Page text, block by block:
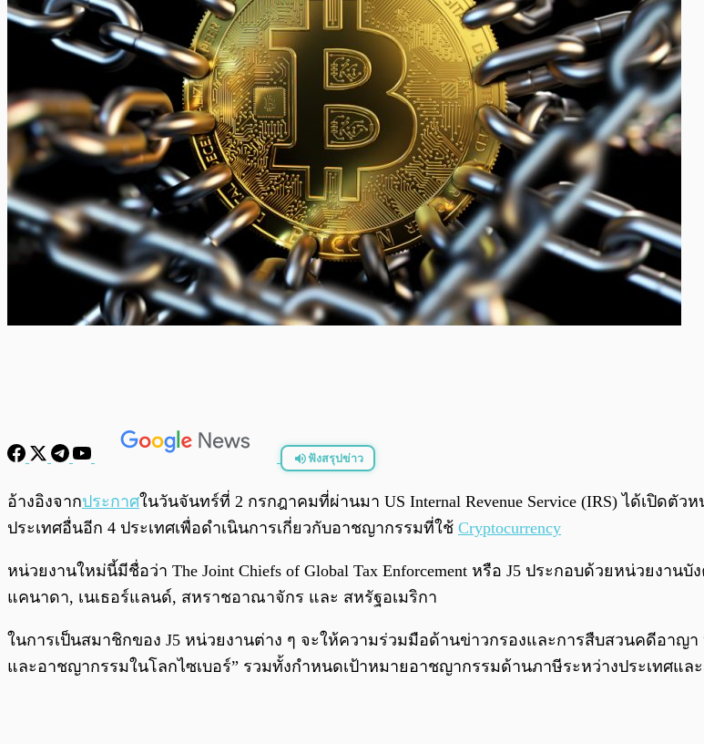
ฟังสรุปข่าว
พร้อมเล่น
อ้างอิงจากประกาศในวันจันทร์ที่ 2 กรกฎาคมที่ผ่านมา US Internal Revenue Service (IRS) ได้เปิด
ประเทศอื่นอีก 4 ประเทศเพื่อดำเนินการเกี่ยวกับอาชญากรรมที่ใช้ Cryptocurrency
หน่วยงานใหม่นี้มีชื่อว่า The Joint Chiefs of Global Tax Enforcement หรือ J5 ประกอบด้วยหน่วยงา
แคนาดา, เนเธอร์แลนด์, สหราชอาณาจักร และ สหรัฐอเมริกา
ในการเป็นสมาชิกของ J5 หน่วยงานต่าง ๆ จะให้ความร่วมมือด้านข่าวกรองและการสืบสวนคดีอาญ
และอาชญากรรมในโลกไซเบอร์” รวมทั้งกำหนดเป้าหมายอาชญากรรมด้านภาษีระหว่างประเทศแล